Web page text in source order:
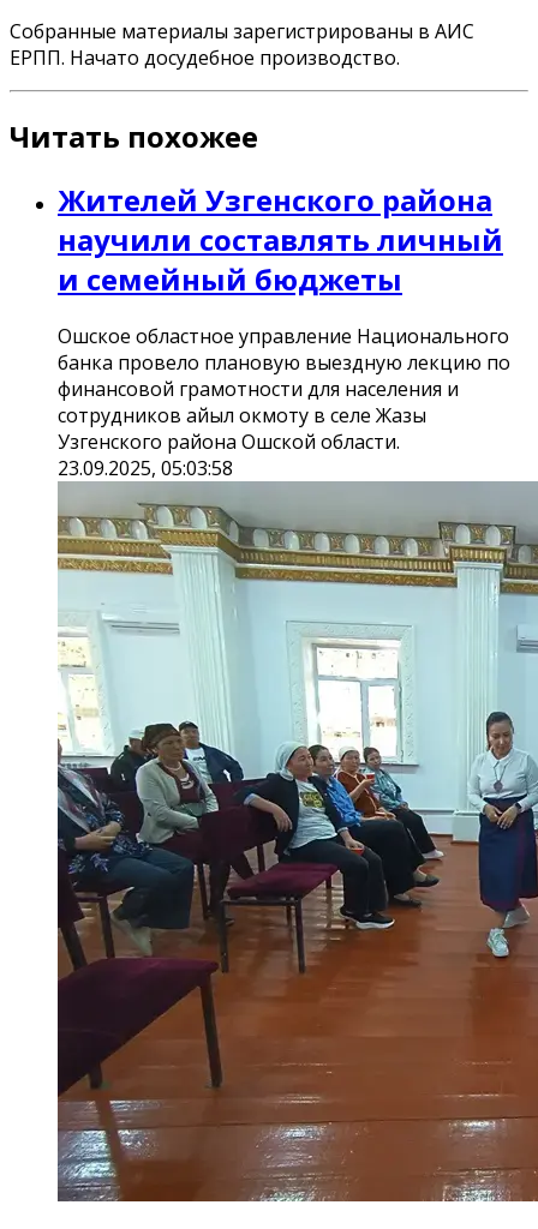
Собранные материалы зарегистрированы в АИС
ЕРПП. Начато досудебное производство.
Читать похожее
Жителей Узгенского района
научили составлять личный
и семейный бюджеты
Ошское областное управление Национального
банка провело плановую выездную лекцию по
финансовой грамотности для населения и
сотрудников айыл окмоту в селе Жазы
Узгенского района Ошской области.
23.09.2025, 05:03:58